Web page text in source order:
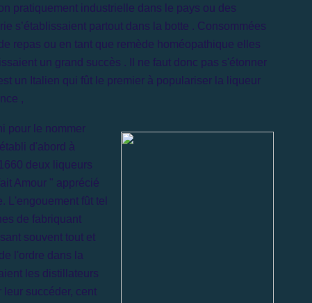
pratiquement industrielle dans le pays ou des
s’établissaient partout dans la botte . Consommées
repas ou en tant que remède homéopathique elles
un grand succès . Il ne faut donc pas s'étonner
un Italien qui fût le premier à populariser la liqueur
,
pour le nommer
d'abord à
deux liqueurs
Amour " apprécié
L'engouement fût tel
de fabriquant
souvent tout et
l'ordre dans la
les distillateurs
succéder, cent